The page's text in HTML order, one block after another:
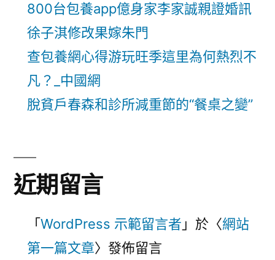
800台包養app億身家李家誠親證婚訊
徐子淇修改果嫁朱門
查包養網心得游玩旺季這里為何熱烈不
凡？_中國網
脫貧戶春森和診所減重節的“餐桌之變”
近期留言
「 WordPress 示範留言者 」於〈網站
第一篇文章〉發佈留言